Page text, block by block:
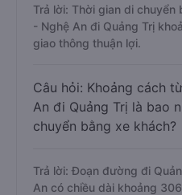
Trả lời: Thời gian di chuyển
- Nghệ An đi Quảng Trị
giao thông thuận lợi.
Câu hỏi: Khoảng cách
An đi Quảng Trị là bao
chuyển bằng xe khách?
Trả lời: Đoạn đường đi
An có chiều dài khoảng